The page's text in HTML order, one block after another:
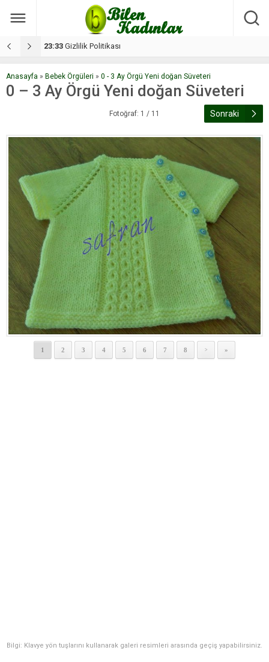
17:08 Dilan, düğününe 5 gün kala hayatını kaybetti
Anasayfa » Bebek Örgüleri » 0 - 3 Ay Örgü Yeni doğan Süveteri
0 – 3 Ay Örgü Yeni doğan Süveteri
Fotoğraf: 1 / 11 Sonraki
1 2 3 4 5 6 7 8 > »
Bilgi: Klavye yön tuşlarını kullanarak galeri resimleri arasında geçiş yapabilirsiniz.